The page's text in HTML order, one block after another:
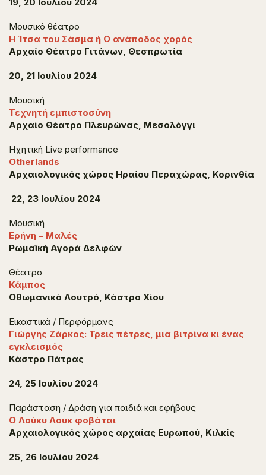
Μουσικό θέατρο
Η Ίτσα του Σάσμα ή Ο ανάποδος χορός
Αρχαίο Θέατρο Γιτάνων, Θεσπρωτία
20, 21 Ιουλίου 2024
Μουσική
Τεχνητή εμπιστοσύνη
Αρχαίο Θέατρο Πλευρώνας, Μεσολόγγι
Ηχητική Live performance
Otherlands
Αρχαιολογικός χώρος Ηραίου Περαχώρας, Κορινθία
22, 23 Ιουλίου 2024
Μουσική
Ερήνη – Μαλές
Ρωμαϊκή Αγορά Δελφών
Θέατρο
Κάμπος
Οθωμανικό Λουτρό, Κάστρο Χίου
Εικαστικά / Περφόρμανς
Γιώργης Ζάρκος: Τρεις πέτρες, μια βιτρίνα κι ένας
εγκλεισμός
Κάστρο Πάτρας
24, 25 Ιουλίου 2024
Παράσταση / Δράση για παιδιά και εφήβους
Ο Λούκυ Λουκ φοβάται
Αρχαιολογικός χώρος αρχαίας Ευρωπού, Κιλκίς
25, 26 Ιουλίου 2024